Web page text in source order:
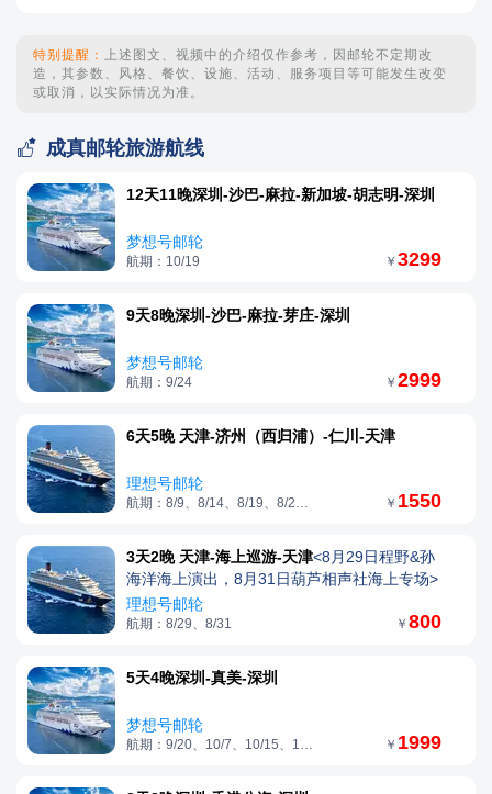
特别提醒：
上述图文、视频中的介绍仅作参考，因邮轮不定期改
造，其参数、风格、餐饮、设施、活动、服务项目等可能发生改变
或取消，以实际情况为准。
 成真邮轮旅游航线
12天11晚深圳-沙巴-麻拉-新加坡-胡志明-深圳
梦想号邮轮
航期：10/19 ￥ 3299
9天8晚深圳-沙巴-麻拉-芽庄-深圳
梦想号邮轮
航期：9/24 ￥ 2999
6天5晚 天津-济州（西归浦）-仁川-天津
理想号邮轮
￥ 1550
3天2晚 天津-海上巡游-天津<8月29日程野&孙
海洋海上演出，8月31日葫芦相声社海上专场>
理想号邮轮
航期：8/29、8/31 ￥ 800
5天4晚深圳-真美-深圳
梦想号邮轮
￥ 1999